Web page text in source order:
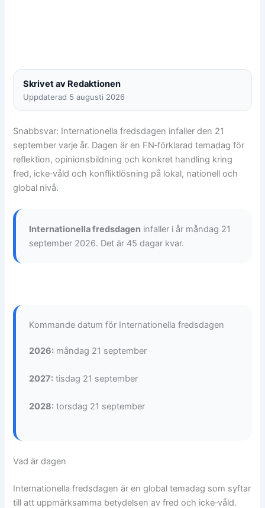
Skrivet av Redaktionen
Uppdaterad 5 augusti 2026
Snabbsvar: Internationella fredsdagen infaller den 21
september varje år. Dagen är en FN‑förklarad temadag för
reflektion, opinionsbildning och konkret handling kring
fred, icke‑våld och konfliktlösning på lokal, nationell och
global nivå.
Internationella fredsdagen infaller i år måndag 21
september 2026. Det är 45 dagar kvar.
Kommande datum för Internationella fredsdagen
2026: måndag 21 september
2027: tisdag 21 september
2028: torsdag 21 september
Vad är dagen
Internationella fredsdagen är en global temadag som syftar
till att uppmärksamma betydelsen av fred och icke‑våld.